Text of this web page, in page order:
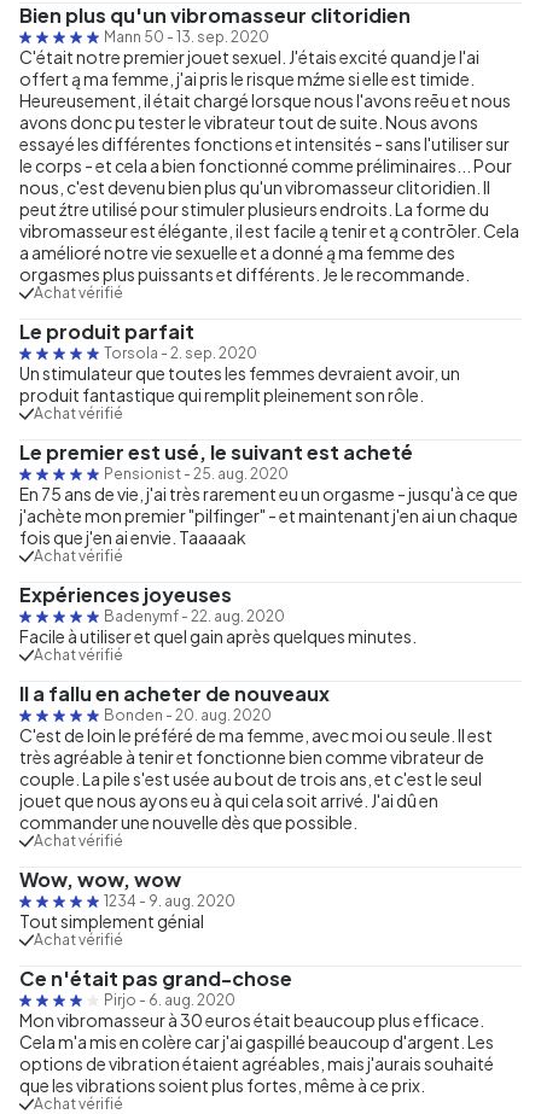
Bien plus qu'un vibromasseur clitoridien
Mann 50 - 13. sep. 2020
C'était notre premier jouet sexuel. J'étais excité quand je l'ai
offert ą ma femme, j'ai pris le risque mźme si elle est timide.
Heureusement, il était chargé lorsque nous l'avons reēu et nous
avons donc pu tester le vibrateur tout de suite. Nous avons
essayé les différentes fonctions et intensités - sans l'utiliser sur
le corps - et cela a bien fonctionné comme préliminaires... Pour
nous, c'est devenu bien plus qu'un vibromasseur clitoridien. Il
peut źtre utilisé pour stimuler plusieurs endroits. La forme du
vibromasseur est élégante, il est facile ą tenir et ą contrōler. Cela
a amélioré notre vie sexuelle et a donné ą ma femme des
orgasmes plus puissants et différents. Je le recommande.
Achat vérifié
Le produit parfait
Torsola - 2. sep. 2020
Un stimulateur que toutes les femmes devraient avoir, un
produit fantastique qui remplit pleinement son rôle.
Achat vérifié
Le premier est usé, le suivant est acheté
Pensionist - 25. aug. 2020
En 75 ans de vie, j'ai très rarement eu un orgasme - jusqu'à ce que
j'achète mon premier "pilfinger" - et maintenant j'en ai un chaque
fois que j'en ai envie. Taaaaak
Achat vérifié
Expériences joyeuses
Badenymf - 22. aug. 2020
Facile à utiliser et quel gain après quelques minutes.
Achat vérifié
Il a fallu en acheter de nouveaux
Bonden - 20. aug. 2020
C'est de loin le préféré de ma femme, avec moi ou seule. Il est
très agréable à tenir et fonctionne bien comme vibrateur de
couple. La pile s'est usée au bout de trois ans, et c'est le seul
jouet que nous ayons eu à qui cela soit arrivé. J'ai dû en
commander une nouvelle dès que possible.
Achat vérifié
Wow, wow, wow
1234 - 9. aug. 2020
Tout simplement génial
Achat vérifié
Ce n'était pas grand-chose
Pirjo - 6. aug. 2020
Mon vibromasseur à 30 euros était beaucoup plus efficace.
Cela m'a mis en colère car j'ai gaspillé beaucoup d'argent. Les
options de vibration étaient agréables, mais j'aurais souhaité
que les vibrations soient plus fortes, même à ce prix.
Achat vérifié